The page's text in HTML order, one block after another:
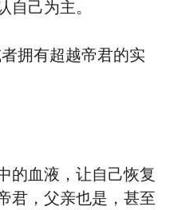
自己为主。
拥有超越帝君的实
血液，让自己恢复
君，父亲也是，甚至